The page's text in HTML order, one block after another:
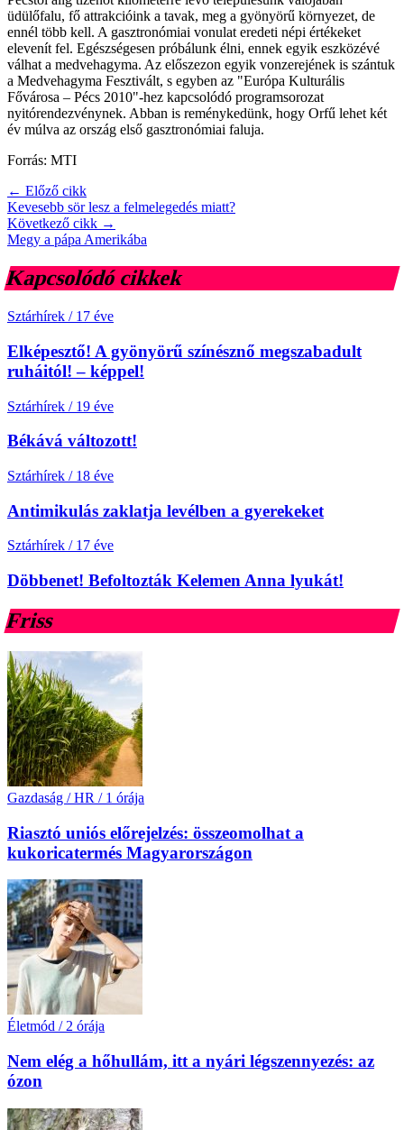
üdülőfalu, fő attrakcióink a tavak, meg a gyönyörű környezet, de
ennél több kell. A gasztronómiai vonulat eredeti népi értékeket
elevenít fel. Egészségesen próbálunk élni, ennek egyik eszközévé
válhat a medvehagyma. Az előszezon egyik vonzerejének is szántuk
a Medvehagyma Fesztivált, s egyben az "Európa Kulturális
Fővárosa – Pécs 2010"-hez kapcsolódó programsorozat
nyitórendezvénynek. Abban is reménykedünk, hogy Orfű lehet két
év múlva az ország első gasztronómiai faluja.
Forrás: MTI
← Előző cikk
Kevesebb sör lesz a felmelegedés miatt?
Következő cikk →
Megy a pápa Amerikába
Kapcsolódó cikkek
Sztárhírek / 17 éve
Elképesztő! A gyönyörű színésznő megszabadult
ruháitól! – képpel!
Sztárhírek / 19 éve
Békává változott!
Sztárhírek / 18 éve
Antimikulás zaklatja levélben a gyerekeket
Sztárhírek / 17 éve
Döbbenet! Befoltozták Kelemen Anna lyukát!
Friss
Gazdaság / HR / 1 órája
Riasztó uniós előrejelzés: összeomolhat a
kukoricatermés Magyarországon
Életmód / 2 órája
Nem elég a hőhullám, itt a nyári légszennyezés: az
ózon